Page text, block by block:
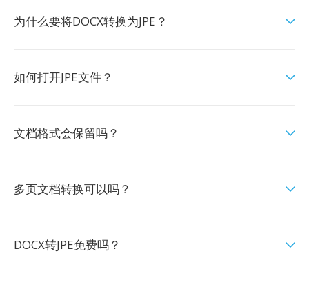
为什么要将DOCX转换为JPE？
如何打开JPE文件？
文档格式会保留吗？
多页文档转换可以吗？
DOCX转JPE免费吗？